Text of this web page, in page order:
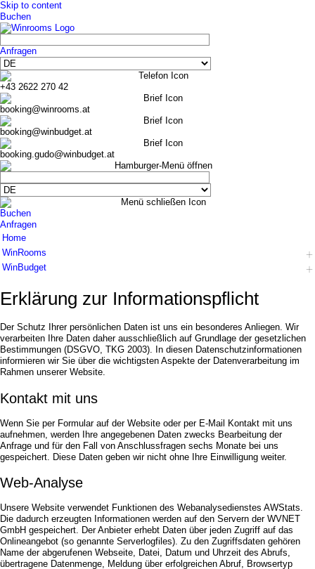
Skip to content
Buchen
Anfragen
+43 2622 270 42
booking@winrooms.at
booking@winbudget.at
booking.gudo@winbudget.at
Buchen
Anfragen
Home
WinRooms
Hotel
Frühstück
Bildergalerie
Seminare
Gruppen & Geschäftsreisende
Teambuilding
Kontakt
WinBudget
Zimmer Wiener Neustadt
Zimmer Guntramsdorf
Frühstück
Impressionen
Seminare
Gruppen & Geschäftsreisende
Angebote
Jobs
Erklärung zur Informations­pflicht
Der Schutz Ihrer persönlichen Daten ist uns ein besonderes Anliegen. Wir
verarbeiten Ihre Daten daher ausschließlich auf Grundlage der gesetzlichen
Bestimmungen (DSGVO, TKG 2003). In diesen Datenschutzinformationen
informieren wir Sie über die wichtigsten Aspekte der Datenverarbeitung im
Rahmen unserer Website.
Kontakt mit uns
Wenn Sie per Formular auf der Website oder per E-Mail Kontakt mit uns
aufnehmen, werden Ihre angegebenen Daten zwecks Bearbeitung der
Anfrage und für den Fall von Anschlussfragen sechs Monate bei uns
gespeichert. Diese Daten geben wir nicht ohne Ihre Einwilligung weiter.
Web-Analyse
Unsere Website verwendet Funktionen des Webanalysedienstes AWStats.
Die dadurch erzeugten Informationen werden auf den Servern der WVNET
GmbH gespeichert. Der Anbieter erhebt Daten über jeden Zugriff auf das
Onlineangebot (so genannte Serverlogfiles). Zu den Zugriffsdaten gehören
Name der abgerufenen Webseite, Datei, Datum und Uhrzeit des Abrufs,
übertragene Datenmenge, Meldung über erfolgreichen Abruf, Browsertyp